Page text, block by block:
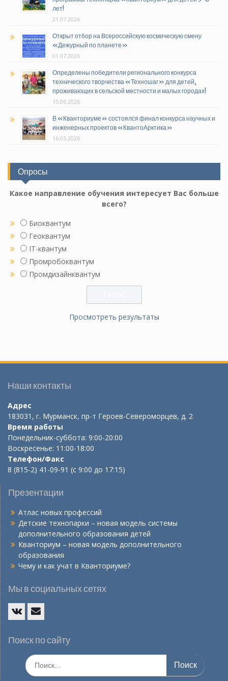
лет!
21.07.2026
Открыт отбор на Всероссийскую космическую смену
«Дежурный по планете»
01.07.2026
Определены победители регионального конкурса
технического творчества «Техношаг» для детей,
проживающих в сельской местности и малых городах!
15.06.2026
В «Кванториуме» состоялся финал конкурса научных и
инженерных проектов «КвантоАрктика»
16.05.2026
Опросы
Какое направление обучения интересует Вас больше
всего?
Биоквантум
Геоквантум
IT-квантум
Промробоквантум
Промдизайнквантум
Просмотреть результаты
Наши контакты
Адрес
183031, г. Мурманск, пр-т Героев-Североморцев, д. 2
Время работы
Понедельник-суббота: 9:00-20:00
Воскресенье: 11:00-18:00
Телефон/Факс
8 (815-2) 41-09-91 (с 9:00 до 17:15)
Презентации
Атлас новых профессий
Детские технопарки – новая модель системы
дополнительного образования детей
Кванториум – новая модель дополнительного
образования
Чему и как учат в Кванториуме?
Мы в социальных сетях
mail
Поиск по сайту
Искать: